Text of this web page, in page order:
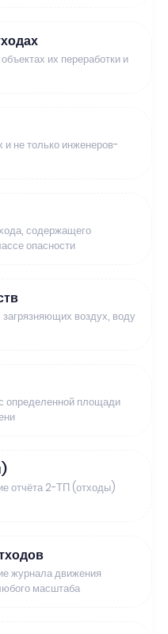
их переработки и
не только инженеров-
содержащего
опасности
воздух, воду
определенной площади
отчёта 2-ТП (отходы)
журнала движения
масштаба